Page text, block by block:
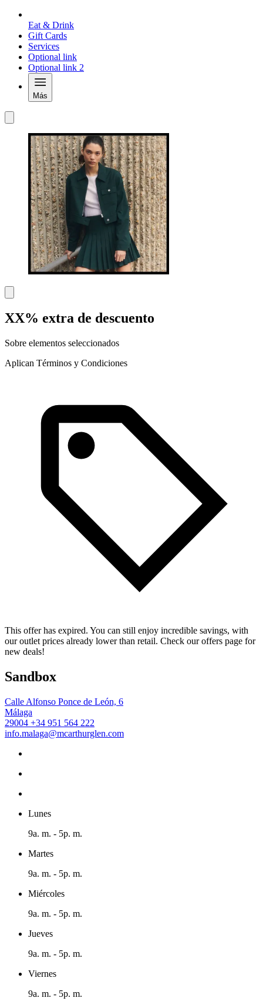
Eat & Drink
Gift Cards
Services
Optional link
Optional link 2
Más
XX% extra de descuento
Sobre elementos seleccionados
Aplican Términos y Condiciones
This offer has expired. You can still enjoy incredible savings, with
our outlet prices already lower than retail. Check our offers page for
new deals!
Sandbox
Calle Alfonso Ponce de León, 6
Málaga
29004 +34 951 564 222
info.malaga@mcarthurglen.com
Lunes
9a. m. - 5p. m.
Martes
9a. m. - 5p. m.
Miércoles
9a. m. - 5p. m.
Jueves
9a. m. - 5p. m.
Viernes
9a. m. - 5p. m.